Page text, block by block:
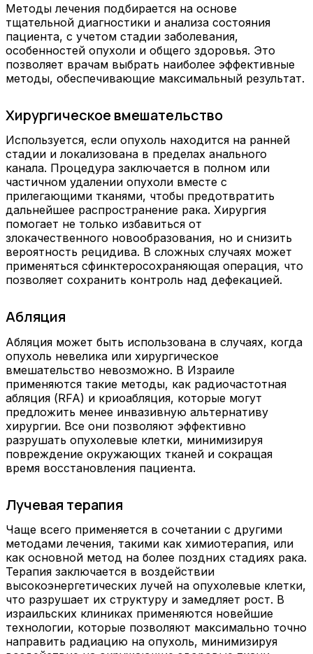
Методы лечения подбирается на основе
тщательной диагностики и анализа состояния
пациента, с учетом стадии заболевания,
особенностей опухоли и общего здоровья. Это
позволяет врачам выбрать наиболее эффективные
методы, обеспечивающие максимальный результат.
Хирургическое вмешательство
Используется, если опухоль находится на ранней
стадии и локализована в пределах анального
канала. Процедура заключается в полном или
частичном удалении опухоли вместе с
прилегающими тканями, чтобы предотвратить
дальнейшее распространение рака. Хирургия
помогает не только избавиться от
злокачественного новообразования, но и снизить
вероятность рецидива. В сложных случаях может
применяться сфинктеросохраняющая операция, что
позволяет сохранить контроль над дефекацией.
Абляция
Абляция может быть использована в случаях, когда
опухоль невелика или хирургическое
вмешательство невозможно. В Израиле
применяются такие методы, как радиочастотная
абляция (RFA) и криоабляция, которые могут
предложить менее инвазивную альтернативу
хирургии. Все они позволяют эффективно
разрушать опухолевые клетки, минимизируя
повреждение окружающих тканей и сокращая
время восстановления пациента.
Лучевая терапия
Чаще всего применяется в сочетании с другими
методами лечения, такими как химиотерапия, или
как основной метод на более поздних стадиях рака.
Терапия заключается в воздействии
высокоэнергетических лучей на опухолевые клетки,
что разрушает их структуру и замедляет рост. В
израильских клиниках применяются новейшие
технологии, которые позволяют максимально точно
направить радиацию на опухоль, минимизируя